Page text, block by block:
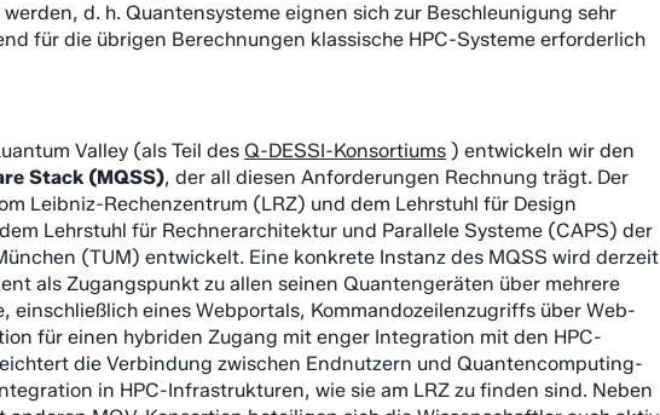
d. h. Quantensysteme eignen sich zur Beschleunigung sehr
für die übrigen Berechnungen klassische HPC-Systeme erforderlich
Valley (als Teil des Q-DESSI-Konsortiums ) entwickeln wir den
Stack (MQSS), der all diesen Anforderungen Rechnung trägt. Der
Leibniz-Rechenzentrum (LRZ) und dem Lehrstuhl für Design
Lehrstuhl für Rechnerarchitektur und Parallele Systeme (CAPS) der
(TUM) entwickelt. Eine konkrete Instanz des MQSS wird derzeit
als Zugangspunkt zu allen seinen Quantengeräten über mehrere
einschließlich eines Webportals, Kommandozeilenzugriffs über Web-
für einen hybriden Zugang mit enger Integration mit den HPC-
die Verbindung zwischen Endnutzern und Quantencomputing-
in HPC-Infrastrukturen, wie sie am LRZ zu finden sind. Neben